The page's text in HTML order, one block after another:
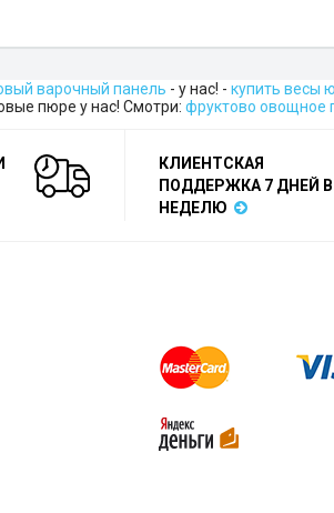
варочный панель - у нас! - купить весы
пюре у нас! Смотри: фруктово овощное
КЛИЕНТСКАЯ
ПОДДЕРЖКА 7 ДНЕЙ В
НЕДЕЛЮ